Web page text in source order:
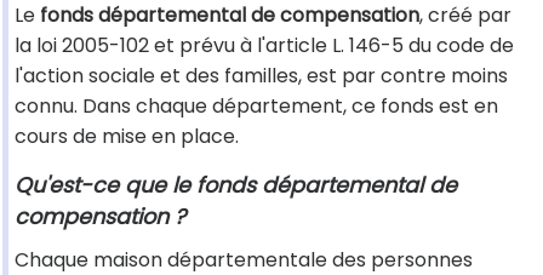
Le fonds départemental de compensation, créé par
la loi 2005-102 et prévu à l'article L. 146-5 du code de
l'action sociale et des familles, est par contre moins
connu. Dans chaque département, ce fonds est en
cours de mise en place.
Qu'est-ce que le fonds départemental de
compensation ?
Chaque maison départementale des personnes